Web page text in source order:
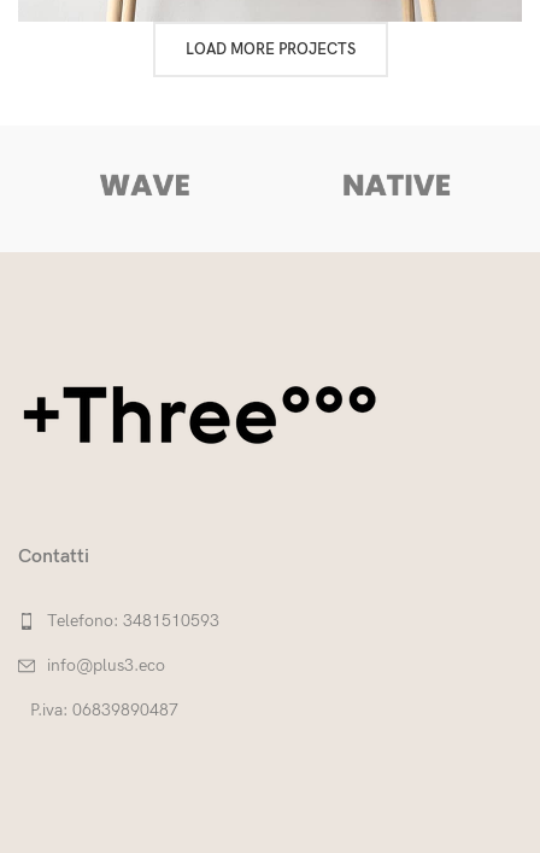
LOAD MORE PROJECTS
Contatti
Telefono: 3481510593
info@plus3.eco
P.iva: 06839890487